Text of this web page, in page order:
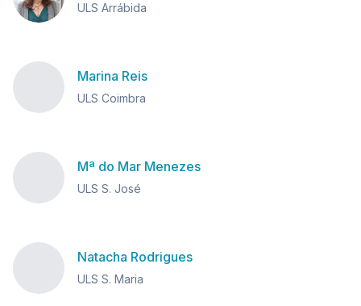
ULS Arrábida
Marina Reis
ULS Coimbra
Mª do Mar Menezes
ULS S. José
Natacha Rodrigues
ULS S. Maria